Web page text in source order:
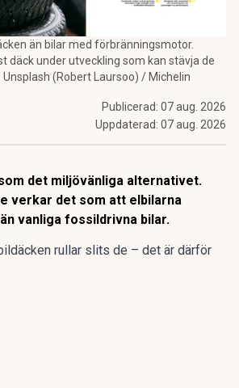
än bilar med förbränningsmotor.
däck under utveckling som kan stävja de
(Robert Laursoo) / Michelin
Publicerad: 07 aug. 2026
Uppdaterad: 07 aug. 2026
det miljövänliga alternativet.
verkar det som att elbilarna
vanliga fossildrivna bilar.
rullar slits de – det är därför